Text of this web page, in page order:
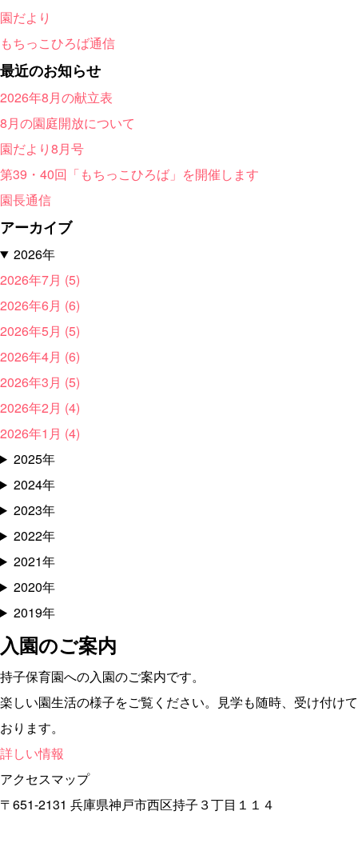
園だより
もちっこひろば通信
最近のお知らせ
2026年8月の献立表
8月の園庭開放について
園だより8月号
第39・40回「もちっこひろば」を開催します
園長通信
アーカイブ
2026年
2026年7月 (5)
2026年6月 (6)
2026年5月 (5)
2026年4月 (6)
2026年3月 (5)
2026年2月 (4)
2026年1月 (4)
2025年
2024年
2023年
2022年
2021年
2020年
2019年
入園のご案内
持子保育園への入園のご案内です。
楽しい園生活の様子をご覧ください。見学も随時、受け付けて
おります。
詳しい情報
アクセスマップ
〒651-2131 兵庫県神戸市西区持子３丁目１１４